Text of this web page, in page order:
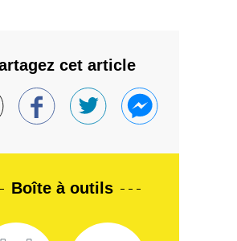
cet article
Boîte à outils